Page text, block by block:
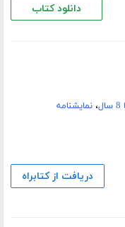
دانلود کتاب
،نمایشنامه
دریافت از کتابراه